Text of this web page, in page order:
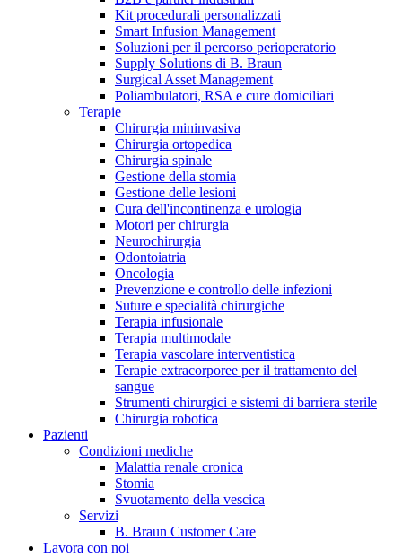
Catalogo prodotti
Trova il prodotto che stai cercando. Visita il catalogo B.
Braun con il nostro portfolio completo.
Hai domande o richieste? Scrivici per entrare subito in
contatto con un nostro referente.
Kit procedurali personalizzati
Smart Infusion Management
Soluzioni per il percorso perioperatorio
Supply Solutions di B. Braun
Surgical Asset Management
Poliambulatori, RSA e cure domiciliari
Terapie
Chirurgia mininvasiva
Chirurgia ortopedica
Chirurgia spinale
Gestione della stomia
Gestione delle lesioni
Cura dell'incontinenza e urologia
Motori per chirurgia
Neurochirurgia
Odontoiatria
Oncologia
Prevenzione e controllo delle infezioni
Suture e specialità chirurgiche
Terapia infusionale
Terapia multimodale
Terapia vascolare interventistica
Terapie extracorporee per il trattamento del
sangue
Strumenti chirurgici e sistemi di barriera sterile
Chirurgia robotica
Pazienti
Condizioni mediche
Malattia renale cronica
Stomia
Svuotamento della vescica
Servizi
B. Braun Customer Care
Lavora con noi